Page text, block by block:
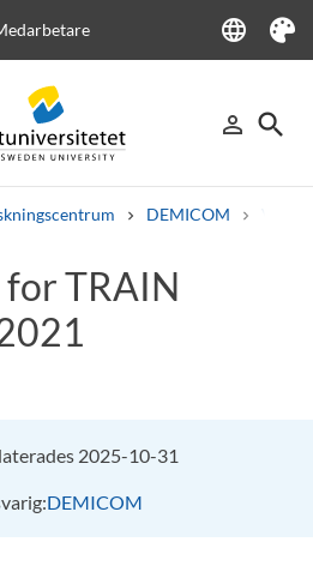
language
Language
Tema
person_outline
Logga in
search
Sök
DEMICOM
TRAIN
2025-10-31
DEMICOM